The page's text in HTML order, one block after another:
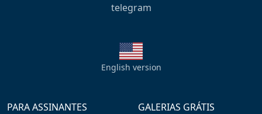
telegram
English version
PARA ASSINANTES
GALERIAS GRÁTIS